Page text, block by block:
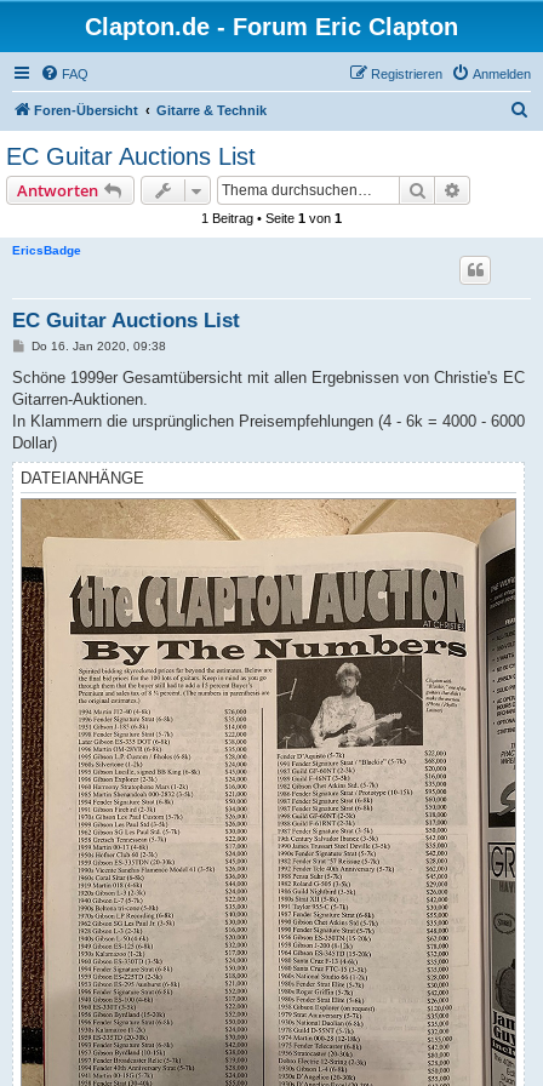
Clapton.de - Forum Eric Clapton
FAQ Anmelden
Registrieren
Foren-Übersicht Gitarre & Technik
EC Guitar Auctions List
Antworten Suche
1 Beitrag • Seite 1 von 1
EricsBadge
EC Guitar Auctions List
B
i
r
a
Do 16. Jan 2020, 09:38
Schöne 1999er Gesamtübersicht mit allen Ergebnissen von Christie's EC
Gitarren-Auktionen.
In Klammern die ursprünglichen Preisempfehlungen (4 - 6k = 4000 - 6000
Dollar)
DATEIANHÄNGE